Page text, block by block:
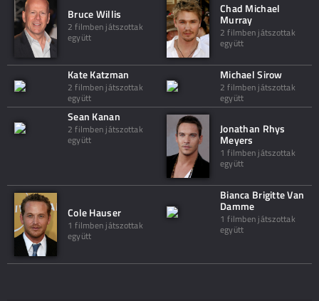
Bruce Willis
2 filmben játszottak
együtt
Chad Michael
Murray
2 filmben játszottak
együtt
Kate Katzman
2 filmben játszottak
együtt
Michael Sirow
2 filmben játszottak
együtt
Sean Kanan
2 filmben játszottak
együtt
Jonathan Rhys
Meyers
1 filmben játszottak
együtt
Cole Hauser
1 filmben játszottak
együtt
Bianca Brigitte Van
Damme
1 filmben játszottak
együtt